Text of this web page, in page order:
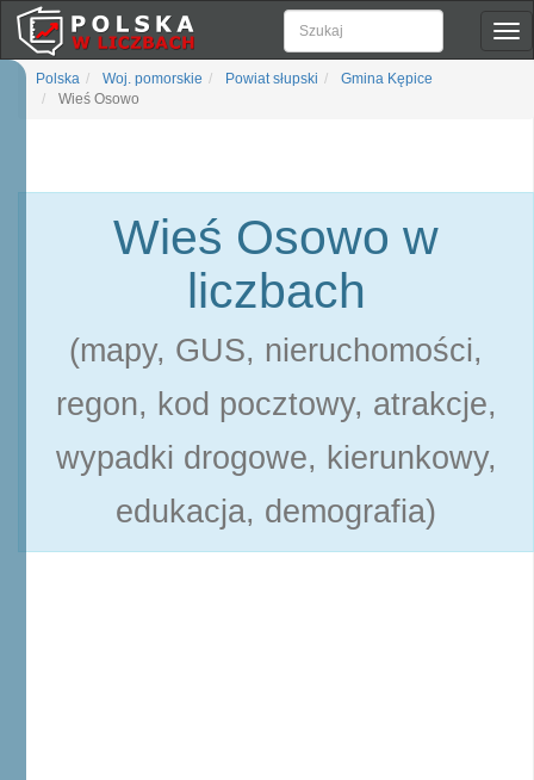
Polska Woj. pomorskie Powiat słupski
Gmina Kępice
Wieś Osowo
Wieś Osowo w
liczbach
(mapy, GUS, nieruchomości,
regon, kod pocztowy, atrakcje,
wypadki drogowe, kierunkowy,
edukacja, demografia)